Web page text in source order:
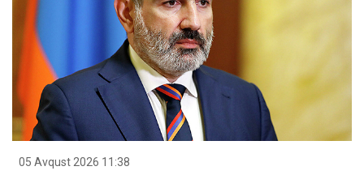
05 Avqust 2026 11:38